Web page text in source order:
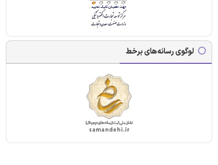
لوگوی رسانه‌های برخط